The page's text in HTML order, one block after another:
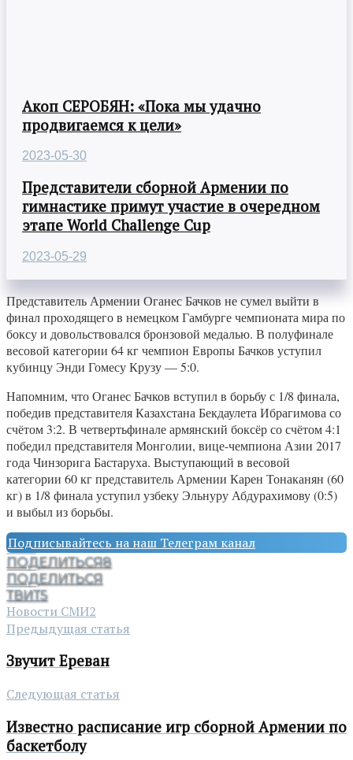
Акоп СЕРОБЯН: «Пока мы удачно
продвигаемся к цели»
2023-05-30
Представители сборной Армении по
гимнастике примут участие в очередном
этапе World Challenge Cup
2023-05-29
Представитель Армении Оганес Бачков не сумел выйти в
финал проходящего в немецком Гамбурге чемпионата мира по
боксу и довольствовался бронзовой медалью. В полуфинале
весовой категории 64 кг чемпион Европы Бачков уступил
кубинцу Энди Гомесу Крузу — 5:0.
Напомним, что Оганес Бачков вступил в борьбу с 1/8 финала,
победив представителя Казахстана Бекдаулета Ибрагимова со
счётом 3:2. В четвертьфинале армянский боксёр со счётом 4:1
победил представителя Монголии, вице-чемпиона Азии 2017
года Чинзорига Бастаруха. Выступающий в весовой
категории 60 кг представитель Армении Карен Тонаканян (60
кг) в 1/8 финала уступил узбеку Эльнуру Абдурахимову (0:5)
и выбыл из борьбы.
Подписывайтесь на наш Телеграм канал
ПОДЕЛИТЬСЯ8
ПОДЕЛИТЬСЯ
ТВИТ5
Новости СМИ2
Предыдущая статья
Звучит Ереван
Следующая статья
Известно расписание игр сборной Армении по
баскетболу